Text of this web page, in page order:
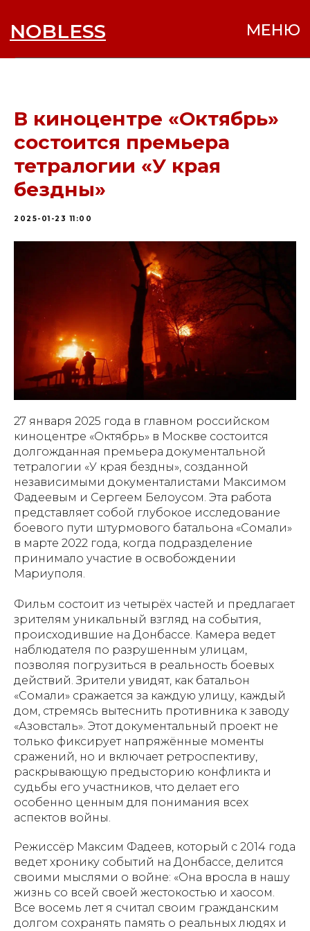
NOBLESS
В киноцентре «Октябрь»
состоится премьера
тетралогии «У края
бездны»
2025-01-23 11:00
27 января 2025 года в главном российском
киноцентре «Октябрь» в Москве состоится
долгожданная премьера документальной
тетралогии «У края бездны», созданной
независимыми документалистами Максимом
Фадеевым и Сергеем Белоусом. Эта работа
представляет собой глубокое исследование
боевого пути штурмового батальона «Сомали»
в марте 2022 года, когда подразделение
принимало участие в освобождении
Мариуполя.
Фильм состоит из четырёх частей и предлагает
зрителям уникальный взгляд на события,
происходившие на Донбассе. Камера ведет
наблюдателя по разрушенным улицам,
позволяя погрузиться в реальность боевых
действий. Зрители увидят, как батальон
«Сомали» сражается за каждую улицу, каждый
дом, стремясь вытеснить противника к заводу
«Азовсталь». Этот документальный проект не
только фиксирует напряжённые моменты
сражений, но и включает ретроспективу,
раскрывающую предысторию конфликта и
судьбы его участников, что делает его
особенно ценным для понимания всех
аспектов войны.
Режиссёр Максим Фадеев, который с 2014 года
ведет хронику событий на Донбассе, делится
своими мыслями о войне: «Она вросла в нашу
жизнь со всей своей жестокостью и хаосом.
Все восемь лет я считал своим гражданским
долгом сохранять память о реальных людях и